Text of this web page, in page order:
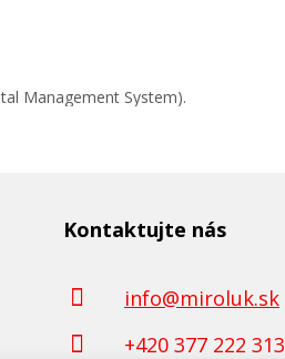
Management System).
Kontaktujte nás
info@miroluk.sk
+420 377 222 313